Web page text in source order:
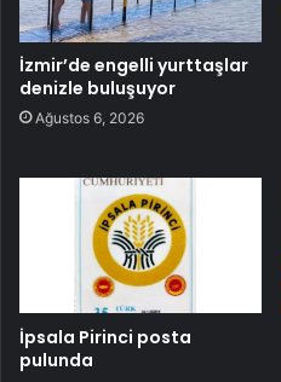
İzmir’de engelli yurttaşlar
denizle buluşuyor
Ağustos 6, 2026
İpsala Pirinci posta
pulunda